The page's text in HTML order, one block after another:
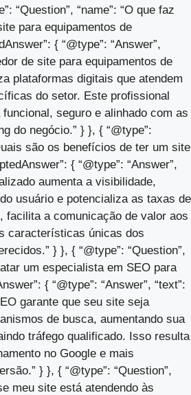
“Question”, “name”: “O que faz
para equipamentos de
{ “@type”: “Answer”,
de site para equipamentos de
plataformas digitais que atendem
do setor. Este profissional
seguro e alinhado com as
do negócio.” } }, { “@type”:
são os benefícios de ter um site
{ “@type”: “Answer”,
aumenta a visibilidade,
usuário e potencializa as taxas de
facilita a comunicação de valor aos
características únicas dos
} }, { “@type”: “Question”,
um especialista em SEO para
{ “@type”: “Answer”, “text”:
garante que seu site seja
de busca, aumentando sua
tráfego qualificado. Isso resulta
no Google e mais
} }, { “@type”: “Question”,
meu site está atendendo às